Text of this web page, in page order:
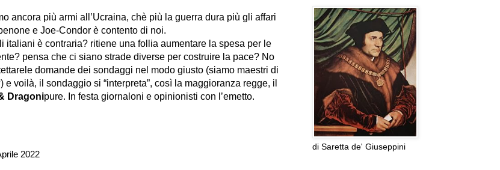
ancora più armi all’Ucraina, chè più la guerra dura più gli affari
e Joe-Condor è contento di noi.
italiani è contraria? ritiene una follia aumentare la spesa per le
pensa che ci siano strade diverse per costruire la pace? No
le domande dei sondaggi nel modo giusto (siamo maestri di
e voilà, il sondaggio si “interpreta”, così la maggioranza regge, il
Dragonipure. In festa giornaloni e opinionisti con l’emetto.
2022
di Saretta de' Giuseppini